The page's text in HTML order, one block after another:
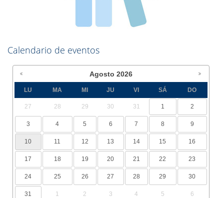
Calendario de eventos
Agosto 2026
LU MA MI JU VI SÁ DO
27 28 29 30 31 1 2
3 4 5 6 7 8 9
10 11 12 13 14 15 16
17 18 19 20 21 22 23
24 25 26 27 28 29 30
31 1 2 3 4 5 6